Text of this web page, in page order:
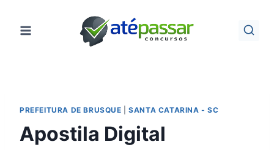
para
PREFEITURA DE BRUSQUE |SANTA CATARINA - SC
Apostila Digital